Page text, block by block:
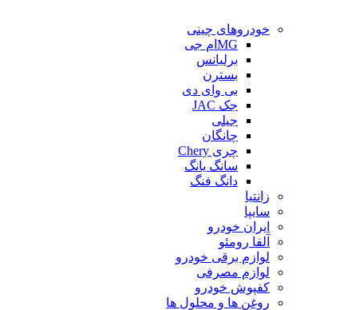
خودروهای چینی
MGام جی
برلیانس
بسترن
بی وای دی
جک JAC
جیلی
چانگان
چری Chery
سانگ یانگ
دانگ فنگ
زانتیا
سایپا
ایران خودرو
آلفا رومئو
لوازم برقی خودرو
لوازم مصرفی
کفپوش خودرو
روغن ها و محلول ها